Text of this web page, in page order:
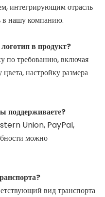
интегрирующим отрасль
в нашу компанию.
в продукт?
по требованию, включая
настройку размера
поддерживаете?
Union, PayPal,
можно
вид транспорта